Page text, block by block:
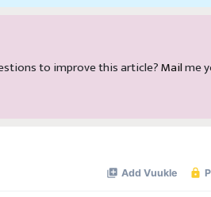
to improve this article?Mail